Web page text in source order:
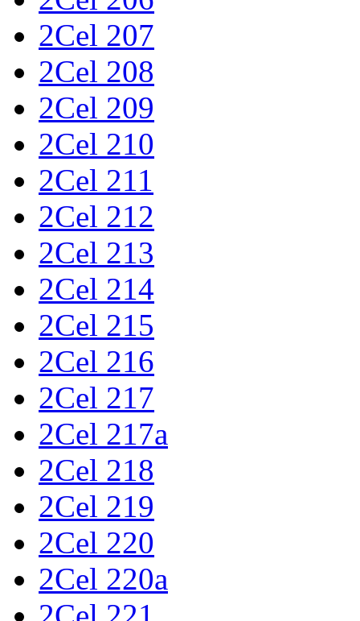
2Cel 207
2Cel 208
2Cel 209
2Cel 210
2Cel 211
2Cel 212
2Cel 213
2Cel 214
2Cel 215
2Cel 216
2Cel 217
2Cel 217a
2Cel 218
2Cel 219
2Cel 220
2Cel 220a